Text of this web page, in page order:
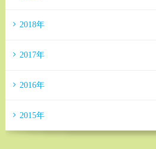
2018年
2017年
2016年
2015年